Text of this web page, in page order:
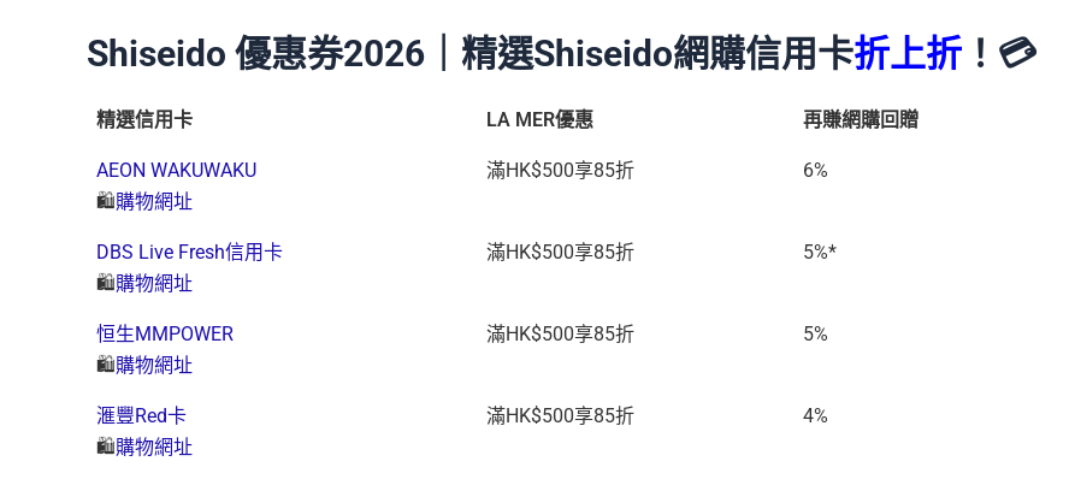
Shiseido 優惠券2026｜精選Shiseido網購信用卡折上折 ！💳
精選信用卡 LA MER優惠 再賺網購回贈
AEON WAKUWAKU
🛍️購物網址
滿HK$500享85折 6%
DBS Live Fresh信用卡
🛍️購物網址
滿HK$500享85折 5%*
恒生MMPOWER
🛍️購物網址
滿HK$500享85折 5%
滙豐Red卡
🛍️購物網址
滿HK$500享85折 4%